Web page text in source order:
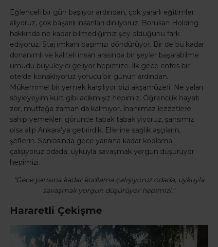
Eğlenceli bir gün başlıyor ardından, çok yararlı eğitimler
alıyoruz, çok başarılı insanları dinliyoruz. Borusan Holding
hakkında ne kadar bilmediğimiz şey olduğunu fark
ediyoruz. Staj imkanı başımızı döndürüyor. Bir de bu kadar
donanımlı ve kaliteli insan arasında bir şeyler başarabilme
umudu büyüleyici geliyor hepimize. İlk gece enfes bir
otelde konaklıyoruz yorucu bir günün ardından.
Mükemmel bir yemek karşılıyor bizi akşamüzeri. Ne yalan
söyleyeyim kurt gibi acıkmışız hepimiz. Öğrencilik hayatı
zor, mutfağa zaman da kalmıyor. İnanılmaz lezzetlere
sahip yemekleri görünce tabak tabak yiyoruz, şansımız
olsa alıp Ankara’ya getirirdik. Ellerine sağlık aşçıların,
şeflerin. Sonrasında gece yarısına kadar kodlama
çalışıyoruz odada, uykuyla savaşmak yorgun düşürüyor
hepimizi.
"Gece yarısına kadar kodlama çalışıyoruz odada, uykuyla
savaşmak yorgun düşürüyor hepimizi."
Hararetli Çekişme